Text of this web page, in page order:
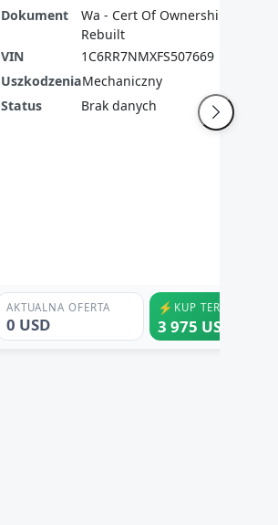
Dokument
Wa - Cert Of Ownership-
Rebuilt
VIN
1C6RR7NMXFS507669
UszkodzeniaMechaniczny
Status
Brak danych
AKTUALNA OFERTA
0 USD
⚡ KUP TERAZ
3 975 USD